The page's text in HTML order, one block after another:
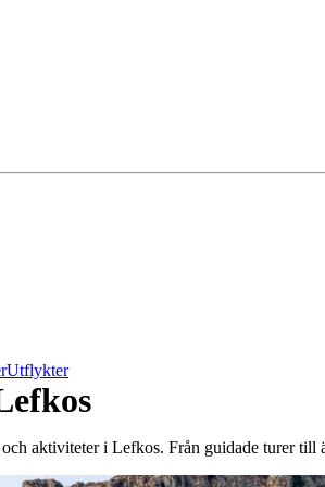
Utflykter
aktiviteter i Lefkos. Från guidade turer till